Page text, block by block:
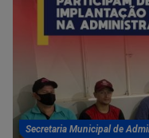
Secretaria Municipal de